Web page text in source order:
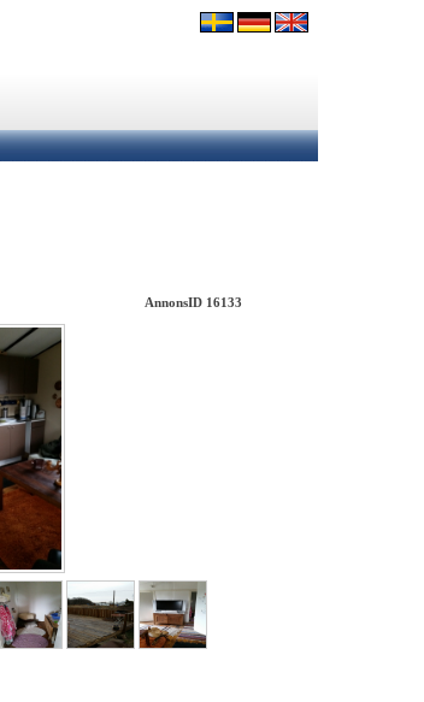
AnnonsID 16133